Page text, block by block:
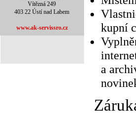
kupní
a
Vítězná 249
403 22 Ústí nad Labem
www.ak-servissro.cz